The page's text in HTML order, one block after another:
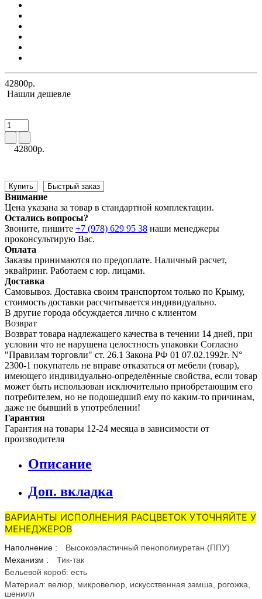
42800р.
Нашли дешевле
42800р.
Купить Быстрый заказ
Внимание
Цена указана за товар в стандартной комплектации.
Остались вопросы?
Звоните, пишите +7 (978) 629 95 38 наши менеджеры
проконсультирую Вас.
Оплата
Заказы принимаются по предоплате. Наличный расчет,
эквайринг. Работаем с юр. лицами.
Доставка
Самовывоз. Доставка своим транспортом только по Крыму,
стоимость доставки рассчитывается индивидуально.
В другие города обсуждается лично с клиентом
Возврат
Возврат товара надлежащего качества в течении 14 дней, при
условии что не нарушена целостность упаковки Согласно
"Правилам торговли" ст. 26.1 Закона РФ 01 07.02.1992г. N°
2300-1 покупатель не вправе отказаться от мебели (товар),
имеющего индивидуально-определённые свойства, если товар
может быть использован исключительно приобретающим его
потребителем, но не подошедший eмy по каким-то причинам,
даже не бывший в употреблении!
Гарантия
Гарантия на товары 12-24 месяца в зависимости от
производителя
Описание
Доп. вкладка
ВАРИАНТЫ ИСПОЛНЕНИЯ РАСЦВЕТОК УТОЧНЯЙТЕ У
МЕНЕДЖЕРОВ
Наполнение :
Высокоэластичный пенополиуретан (ППУ)
Механизм :
Тик-так
Бельевой короб: есть
Материал: велюр, микровелюр, искусственная замша, рогожка,
шенилл